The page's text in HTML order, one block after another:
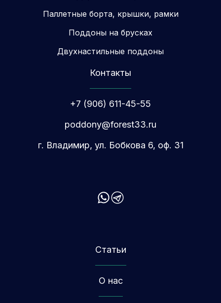
Паллетные борта, крышки, рамки
Поддоны на брусках
Двухнастильные поддоны
Контакты
+7 (906) 611-45-55
poddony@forest33.ru
г. Владимир, ул. Бобкова 6, оф. 31
Статьи
О нас